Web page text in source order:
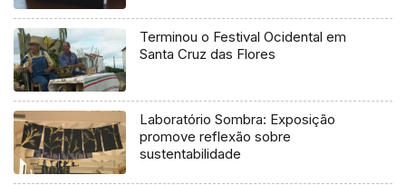
Terminou o Festival Ocidental em
Santa Cruz das Flores
Laboratório Sombra: Exposição
promove reflexão sobre
sustentabilidade